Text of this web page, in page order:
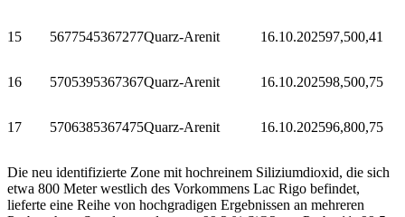
15 5677545367277Quarz-Arenit 16.10.202597,500,41
16 5705395367367Quarz-Arenit 16.10.202598,500,75
17 5706385367475Quarz-Arenit 16.10.202596,800,75
Die neu identifizierte Zone mit hochreinem Siliziumdioxid, die sich
etwa 800 Meter westlich des Vorkommens Lac Rigo befindet,
lieferte eine Reihe von hochgradigen Ergebnissen an mehreren